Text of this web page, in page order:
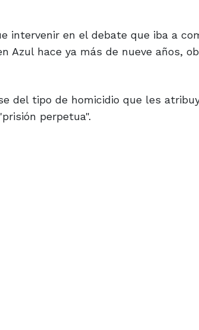
intervenir en el debate que iba a
Azul hace ya más de nueve años,
del tipo de homicidio que les
perpetua".